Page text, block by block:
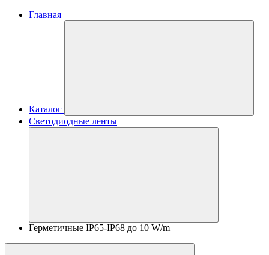
Главная
Каталог
Светодиодные ленты
Герметичные IP65-IP68 до 10 W/m